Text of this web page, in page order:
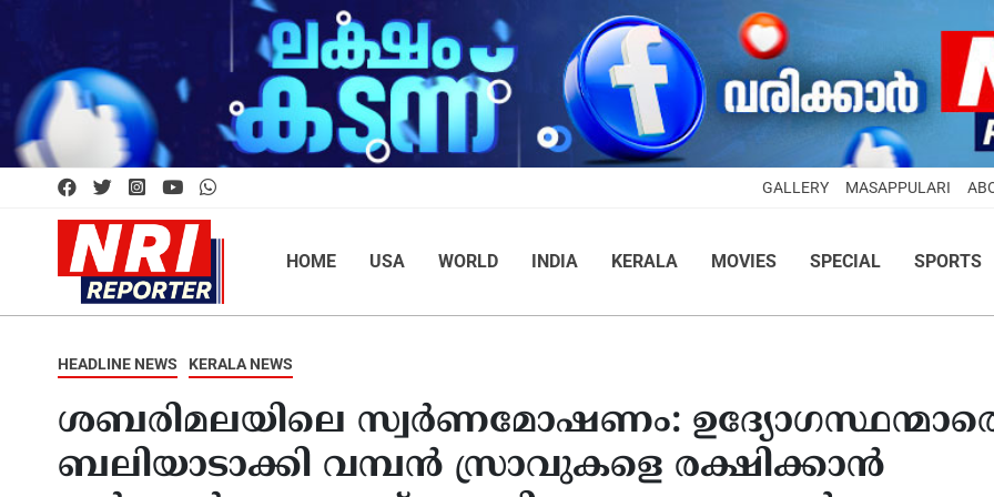
GALLERY MASAPPULARI
HOME USA WORLD INDIA KERALA MOVIES SPECIAL SPORTS
HEADLINE NEWS KERALA NEWS
ശബരിമലയിലെ സ്വര്‍ണമോഷണം:
ബലിയാടാക്കി വമ്പന്‍ സ്രാവുകളെ രക്ഷിക്കാന്‍